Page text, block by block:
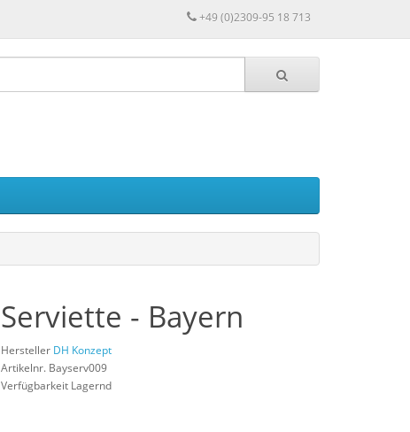
+49 (0)2309-95 18 713
Serviette - Bayern
Hersteller DH Konzept
Artikelnr. Bayserv009
Verfügbarkeit Lagernd